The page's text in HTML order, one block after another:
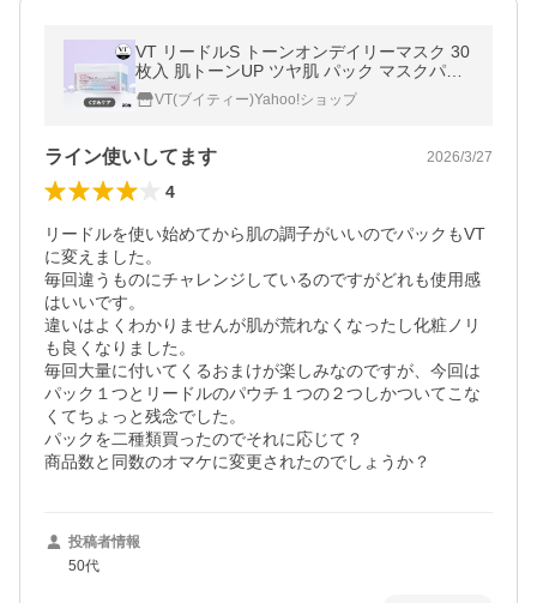
VT リードルS トーンオンデイリーマスク 30
枚入 肌トーンUP ツヤ肌 パック マスクパッ
ク 韓国コスメ
VT(ブイティー)Yahoo!ショップ
ライン使いしてます 2026/3/27
4
リードルを使い始めてから肌の調子がいいのでパックもVT
に変えました。
毎回違うものにチャレンジしているのですがどれも使用感
はいいです。
違いはよくわかりませんが肌が荒れなくなったし化粧ノリ
も良くなりました。
毎回大量に付いてくるおまけが楽しみなのですが、今回は
パック１つとリードルのパウチ１つの２つしかついてこな
くてちょっと残念でした。
パックを二種類買ったのでそれに応じて？
商品数と同数のオマケに変更されたのでしょうか？
投稿者情報
50代